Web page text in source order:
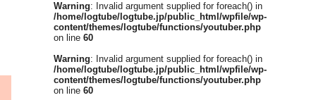
Warning: Invalid argument supplied for foreach() in
/home/logtube/logtube.jp/public_html/wpfile/wp-
content/themes/logtube/functions/youtuber.php
on line 60
Warning: Invalid argument supplied for foreach() in
/home/logtube/logtube.jp/public_html/wpfile/wp-
content/themes/logtube/functions/youtuber.php
on line 60